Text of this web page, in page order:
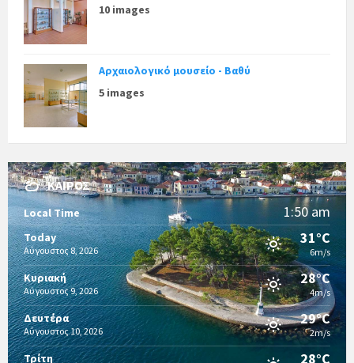
10 images
Αρχαιολογικό μουσείο - Βαθύ
5 images
ΚΑΙΡΌΣ
Local Time 1:50 am
Today
Αύγουστος 8, 2026
31°C
6m/s
Κυριακή
Αύγουστος 9, 2026
28°C
4m/s
Δευτέρα
Αύγουστος 10, 2026
29°C
2m/s
Τρίτη 28°C